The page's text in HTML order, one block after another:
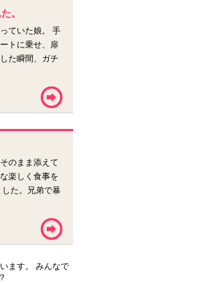
。
ていた娘。 手
トに乗せ、扉
た瞬間、ガチ
のまま添えて
楽しく食事を
た。兄弟で暴
ます。 みんなで